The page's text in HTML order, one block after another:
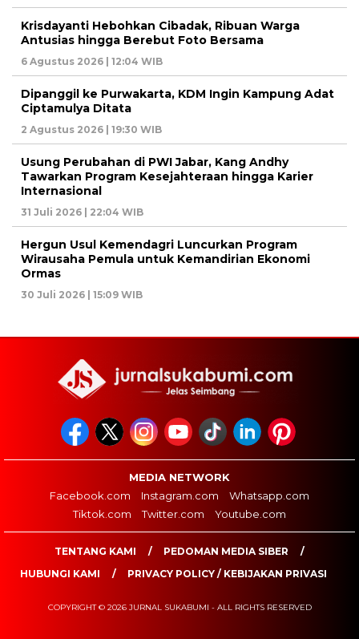
Krisdayanti Hebohkan Cibadak, Ribuan Warga
Antusias hingga Berebut Foto Bersama
6 Agustus 2026 | 12:04 WIB
Dipanggil ke Purwakarta, KDM Ingin Kampung Adat
Ciptamulya Ditata
2 Agustus 2026 | 19:30 WIB
Usung Perubahan di PWI Jabar, Kang Andhy
Tawarkan Program Kesejahteraan hingga Karier
Internasional
31 Juli 2026 | 22:04 WIB
Hergun Usul Kemendagri Luncurkan Program
Wirausaha Pemula untuk Kemandirian Ekonomi
Ormas
30 Juli 2026 | 15:09 WIB
MEDIA NETWORK
Facebook.com
Instagram.com
Whatsapp.com
Tiktok.com
Twitter.com Youtube.com
TENTANG KAMI
PEDOMAN MEDIA SIBER
HUBUNGI KAMI
PRIVACY POLICY / KEBIJAKAN PRIVASI
COPYRIGHT © 2026 JURNAL SUKABUMI - ALL RIGHTS RESERVED